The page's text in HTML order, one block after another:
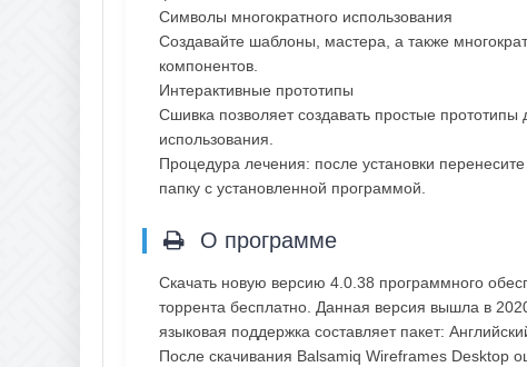
Символы многократного использования
Создавайте шаблоны, мастера, а также
компонентов.
Интерактивные прототипы
Сшивка позволяет создавать простые
использования.
Процедура лечения: после установки
папку с установленной программой.
О программе
Скачать новую версию 4.0.38 программного
торрента бесплатно. Данная версия вышла в
языковая поддержка составляет пакет:
После скачивания Balsamiq Wireframes Desktop